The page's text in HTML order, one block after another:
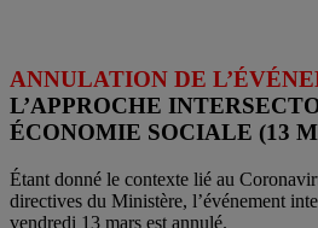
ANNULATION DE
L’APPROCHE
ÉCONOMIE SOCIALE (13
Étant donné le contexte lié au
directives du Ministère, l’événement
vendredi 13 mars est annulé.